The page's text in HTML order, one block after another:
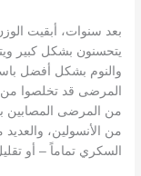
بعد سنوات، أبقيت
يتحسنون بشكل كبير
والنوم بشكل أفضل
المرضى قد تخلصوا من
من المرضى المصابين
من الأنسولين،
السكري تماماً – أو